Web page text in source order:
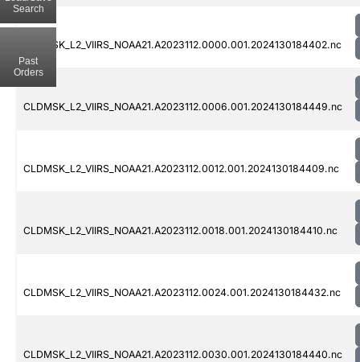
CLDMSK_L2_VIIRS_NOAA21.A2023112.0000.001.2024130184402.nc
CLDMSK_L2_VIIRS_NOAA21.A2023112.0006.001.2024130184449.nc
CLDMSK_L2_VIIRS_NOAA21.A2023112.0012.001.2024130184409.nc
CLDMSK_L2_VIIRS_NOAA21.A2023112.0018.001.2024130184410.nc
CLDMSK_L2_VIIRS_NOAA21.A2023112.0024.001.2024130184432.nc
CLDMSK_L2_VIIRS_NOAA21.A2023112.0030.001.2024130184440.nc
Search
Past
Orders